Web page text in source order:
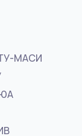
МАСИ